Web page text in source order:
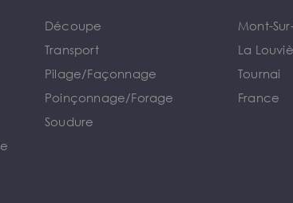
Découpe
Transport
Pilage/Façonnage
Poinçonnage/Forage
Soudure
Mont-
La
Tournai
France